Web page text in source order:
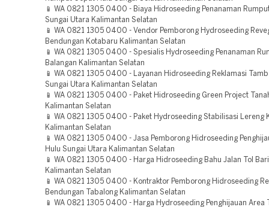
📱 WA 0821 1305 0400 - Biaya Hidroseeding Penanaman
Sungai Utara Kalimantan Selatan
📱 WA 0821 1305 0400 - Vendor Pemborong Hydroseeding
Bendungan Kotabaru Kalimantan Selatan
📱 WA 0821 1305 0400 - Spesialis Hydroseeding Penanaman
Balangan Kalimantan Selatan
📱 WA 0821 1305 0400 - Layanan Hidroseeding Reklamasi
Sungai Utara Kalimantan Selatan
📱 WA 0821 1305 0400 - Paket Hidroseeding Green Project
Kalimantan Selatan
📱 WA 0821 1305 0400 - Paket Hydroseeding Stabilisasi Lereng
Kalimantan Selatan
📱 WA 0821 1305 0400 - Jasa Pemborong Hidroseeding
Hulu Sungai Utara Kalimantan Selatan
📱 WA 0821 1305 0400 - Harga Hidroseeding Bahu Jalan Tol
Kalimantan Selatan
📱 WA 0821 1305 0400 - Kontraktor Pemborong Hidroseeding
Bendungan Tabalong Kalimantan Selatan
📱 WA 0821 1305 0400 - Harga Hydroseeding Penghijauan Area